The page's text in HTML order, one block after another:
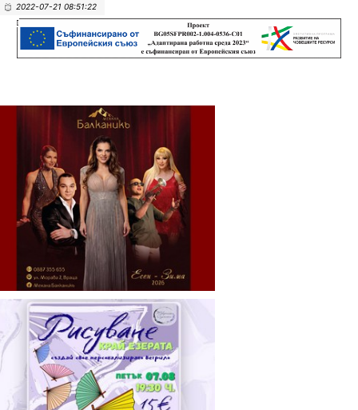
2022-07-21 08:51:22